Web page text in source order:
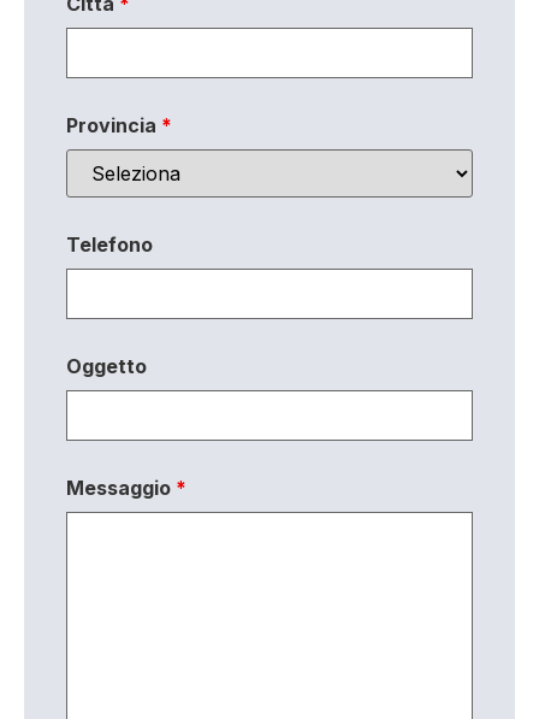
Provincia *
Telefono
Oggetto
Messaggio *